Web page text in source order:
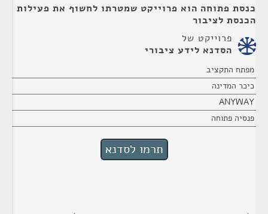
כנסת פתוחה הוא פרוייקט שמטרתו לחשוף את פעילות
הכנסת לציבור
פרוייקט של
הסדנא לידע ציבורי
מפתח התקציב
כיכר המדינה
ANYWAY
פנסיה פתוחה